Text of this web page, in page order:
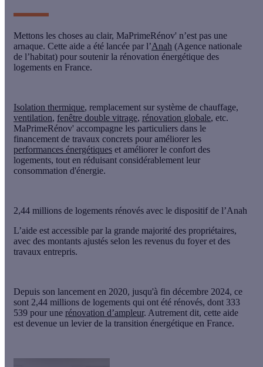
Mettons les choses au clair, MaPrimeRénov' n’est pas une
arnaque. Cette aide a été lancée par l’Anah (Agence nationale
de l’habitat) pour soutenir la rénovation énergétique des
logements en France.
Isolation thermique, remplacement sur système de chauffage,
ventilation, fenêtre double vitrage, rénovation globale, etc.
MaPrimeRénov' accompagne les particuliers dans le
financement de travaux concrets pour améliorer les
performances énergétiques et améliorer le confort des
logements, tout en réduisant considérablement leur
consommation d'énergie.
2,44 millions de logements rénovés avec le dispositif de l’Anah
L’aide est accessible par la grande majorité des propriétaires,
avec des montants ajustés selon les revenus du foyer et des
travaux entrepris.
Depuis son lancement en 2020, jusqu'à fin décembre 2024, ce
sont 2,44 millions de logements qui ont été rénovés, dont 333
539 pour une rénovation d’ampleur. Autrement dit, cette aide
est devenue un levier de la transition énergétique en France.